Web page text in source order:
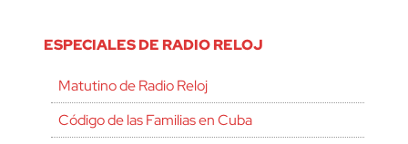
ESPECIALES DE RADIO RELOJ
Matutino de Radio Reloj
Código de las Familias en Cuba